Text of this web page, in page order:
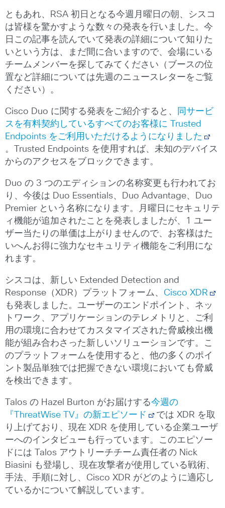
ともあれ、RSA 初日となる今週月曜日の朝、シスコ
は皆様を驚かすような数々の発表を行いました。今
日この記事を読んでいて発表の詳細について知りた
いという方は、まだ間に合いますので、会場にいる
チームメンバーを探してみてください（ブースの位
置など詳細については先週のニュースレターをご覧
ください）。
Cisco Duo に関する発表をご紹介すると、
同サービ
スを有料契約しているすべてのお客様に Trusted
Endpoints をご利用いただけるようになりました
。Trusted Endpoints を使用すれば、未知のデバイス
からのアクセスをブロックできます。
Duo の 3 つのエディションの名称変更も行われてお
り、今後は Duo Essentials、Duo Advantage、Duo
Premier という名称になります。月曜日にセキュリテ
ィ機能が追加されたことを発表しましたが、1 ユー
ザー当たりの単価は上がりませんので、お客様はた
いへんお得に強力なセキュリティ機能をご利用にな
れます。
シスコは、新しい Extended Detection and
Response（XDR）プラットフォーム、 Cisco XDR
も発表しました。ユーザーのエンドポイント、ネッ
トワーク、アプリケーションのテレメトリと、ご利
用の環境に合わせてカスタマイズされた脅威検出機
能が組み合わさった新しいソリューションです。こ
のプラットフォームを使用すると、他の多くのポイ
ント製品単独では把握できない環境においても脅威
を検出できます。
Talos の Hazel Burton がお届けする今週の
『ThreatWise TV』の新エピソード
では XDR を取
り上げており、現在 XDR を使用している企業ユーザ
ーへのインタビューも行っています。このエピソー
ドには Talos アウトリーチチーム責任者の Nick
Biasini も登場し、現在攻撃者が使用している戦術、
手法、手順に対し、Cisco XDR がどのように適応し
ているかについて解説しています。